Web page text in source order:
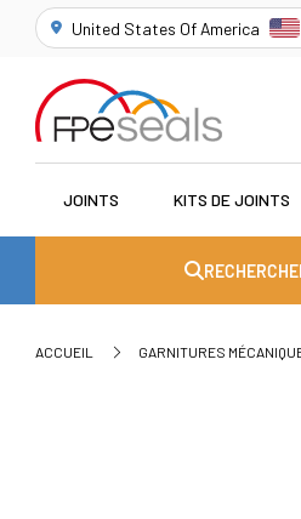
United States Of America
JOINTS KITS DE JOINTS
ACCUEIL GARNITURES